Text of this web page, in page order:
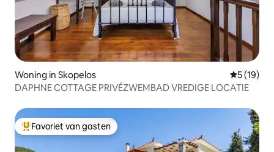
Woning in Skopelos
5 (19)
DAPHNE COTTAGE PRIVÉZWEMBAD VREDIGE LOCATIE
Topfavoriet van gasten
Favoriet van gasten